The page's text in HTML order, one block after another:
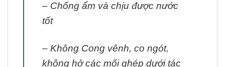
– Chống ẩm và chịu được nước
tốt
– Không Cong vênh, co ngót,
không hở các mối ghép dưới tác